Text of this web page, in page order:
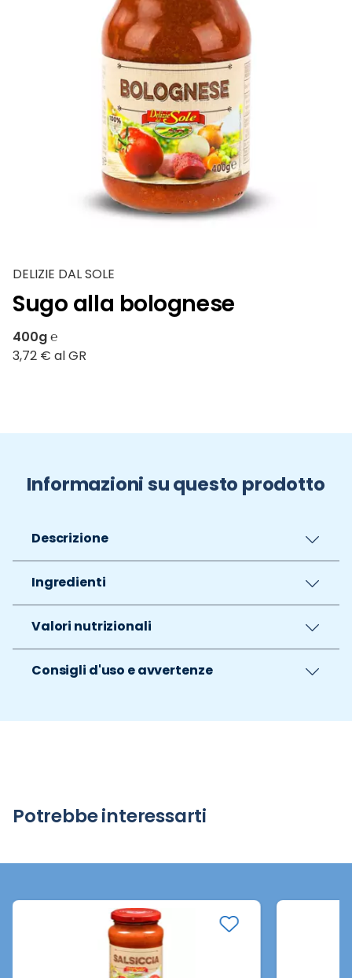
DELIZIE DAL SOLE
Sugo alla bolognese
400g ℮
3,72 € al GR
Informazioni su questo prodotto
Descrizione
Ingredienti
Valori nutrizionali
Consigli d'uso e avvertenze
Potrebbe interessarti